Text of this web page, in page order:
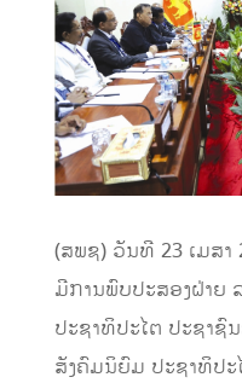
(ສພຊ) ວັນທີ 23 ເມສາ
ມີການພົບປະສອງຝ່າຍ
ປະຊາທິປະໄຕ ປະຊາຊົ
ສັງຄົມນິຍົມ ປະຊາທິປະ